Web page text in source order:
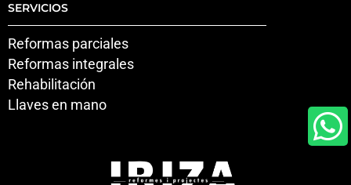
SERVICIOS
Reformas parciales
Reformas integrales
Rehabilitación
Llaves en mano